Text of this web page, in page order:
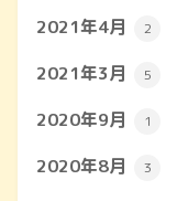
2021年4月 2
2021年3月 5
2020年9月 1
2020年8月 3